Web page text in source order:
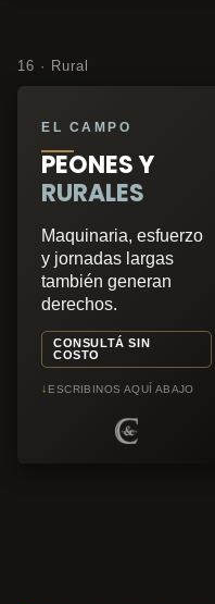
16 · Rural
EL CAMPO
PEONES Y
RURALES
Maquinaria, esfuerzo
y jornadas largas
también generan
derechos.
CONSULTÁ SIN
COSTO
↓ ESCRIBINOS AQUÍ ABAJO